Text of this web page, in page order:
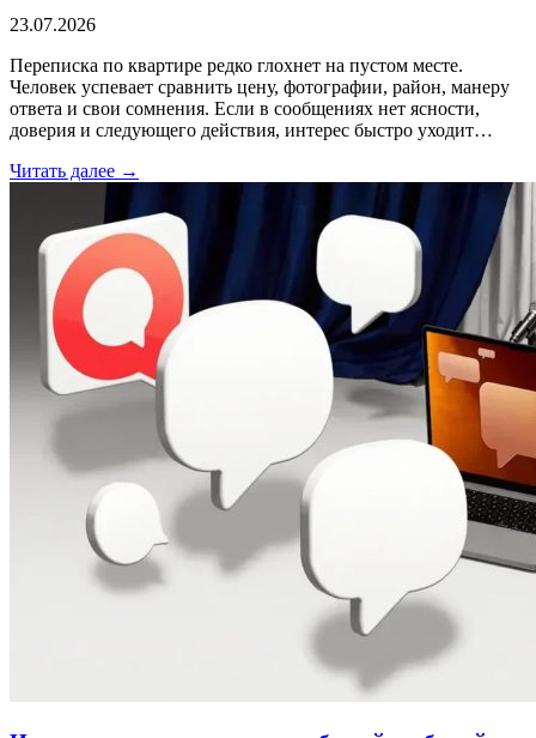
23.07.2026
Переписка по квартире редко глохнет на пустом месте.
Человек успевает сравнить цену, фотографии, район, манеру
ответа и свои сомнения. Если в сообщениях нет ясности,
доверия и следующего действия, интерес быстро уходит…
Читать далее →